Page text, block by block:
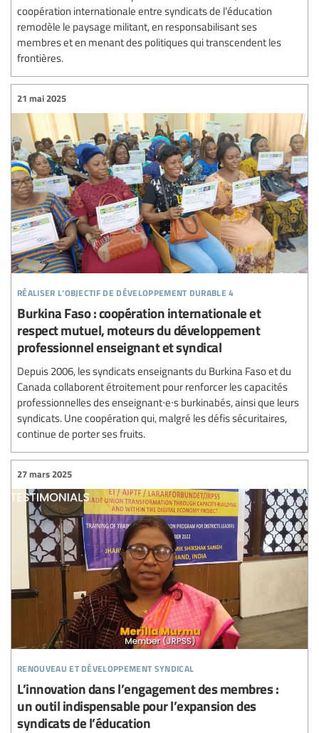
coopération internationale entre syndicats de l’éducation
remodèle le paysage militant, en responsabilisant ses
membres et en menant des politiques qui transcendent les
frontières.
réaliser l’objectif de développement durable 4
21 mai 2025
Burkina Faso : coopération internationale et
respect mutuel, moteurs du développement
professionnel enseignant et syndical
Depuis 2006, les syndicats enseignants du Burkina Faso et du
Canada collaborent étroitement pour renforcer les capacités
professionnelles des enseignant∙e∙s burkinabés, ainsi que leurs
syndicats. Une coopération qui, malgré les défis sécuritaires,
continue de porter ses fruits.
renouveau et développement syndical
27 mars 2025
L’innovation dans l’engagement des membres :
un outil indispensable pour l’expansion des
syndicats de l’éducation